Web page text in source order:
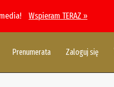
Wspieram TERAZ »
Prenumerata Zaloguj się